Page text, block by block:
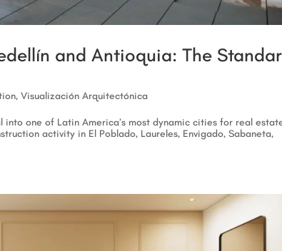
and Antioquia: The
,Visualización Arquitectónica
one of Latin America’s most dynamic cities for real
activity in El Poblado, Laureles, Envigado, Sabaneta,